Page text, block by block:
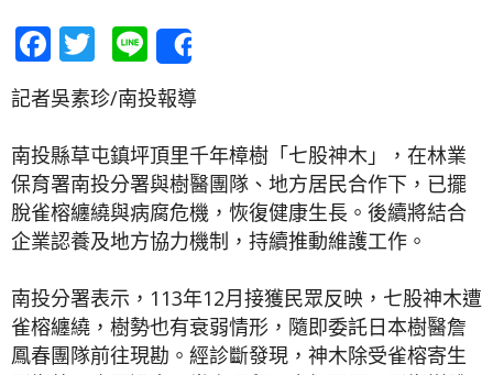
Facebook
Twitter
Line
記者吳素珍/南投報導
南投縣草屯鎮坪頂里千年樟樹「七股神木」，在林業
保育署南投分署與樹醫團隊、地方居民合作下，已擺
脫雀榕纏繞與病腐危機，恢復健康生長。後續將結合
企業認養及地方協力機制，持續推動維護工作。
南投分署表示，113年12月接獲民眾反映，七股神木遭
雀榕纏繞，樹勢也有衰弱情形，隨即委託日本樹醫詹
鳳春團隊前往現勘。經診斷發現，神木除受雀榕寄生